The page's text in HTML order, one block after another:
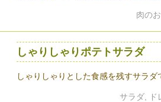
肉の
しゃりしゃりポテトサラダ
しゃりしゃりとした食感を残すサラダ
サラダ, ド